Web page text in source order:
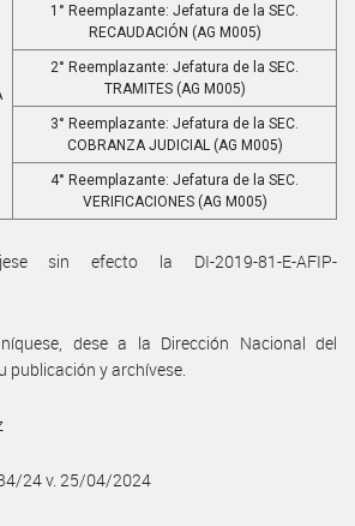
1° Reemplazante: Jefatura de la SEC.
RECAUDACIÓN (AG M005)
2° Reemplazante: Jefatura de la SEC.
TRAMITES (AG M005)
3° Reemplazante: Jefatura de la SEC.
COBRANZA JUDICIAL (AG M005)
4° Reemplazante: Jefatura de la SEC.
VERIFICACIONES (AG M005)
sin efecto la DI-2019-81-E-AFIP-
dese a la Dirección Nacional del
publicación y archívese.
24 v. 25/04/2024